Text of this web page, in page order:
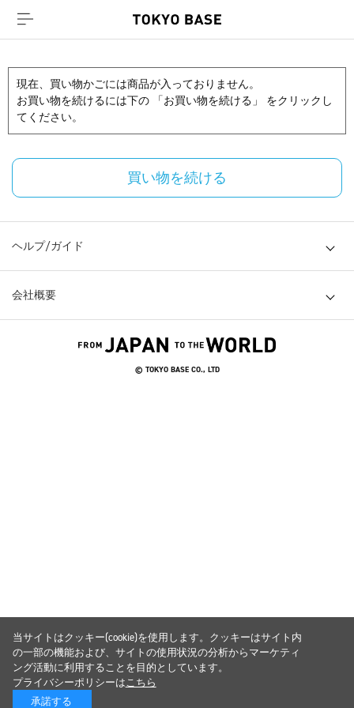
現在、買い物かごには商品が入っておりません。
お買い物を続けるには下の 「お買い物を続ける」 をクリックし
てください。
買い物を続ける
ヘルプ/ガイド
会社概要
© TOKYO BASE CO., LTD
当サイトはクッキー(cookie)を使用します。クッキーはサイト内
の一部の機能および、サイトの使用状況の分析からマーケティ
ング活動に利用することを目的としています。
プライバシーポリシーはこちら
承諾する